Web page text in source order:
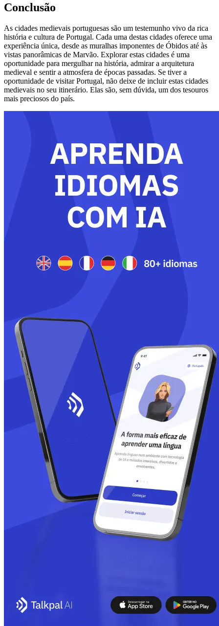
Conclusão
As cidades medievais portuguesas são um testemunho vivo da rica
história e cultura de Portugal. Cada uma destas cidades oferece uma
experiência única, desde as muralhas imponentes de Óbidos até às
vistas panorâmicas de Marvão. Explorar estas cidades é uma
oportunidade para mergulhar na história, admirar a arquitetura
medieval e sentir a atmosfera de épocas passadas. Se tiver a
oportunidade de visitar Portugal, não deixe de incluir estas cidades
medievais no seu itinerário. Elas são, sem dúvida, um dos tesouros
mais preciosos do país.